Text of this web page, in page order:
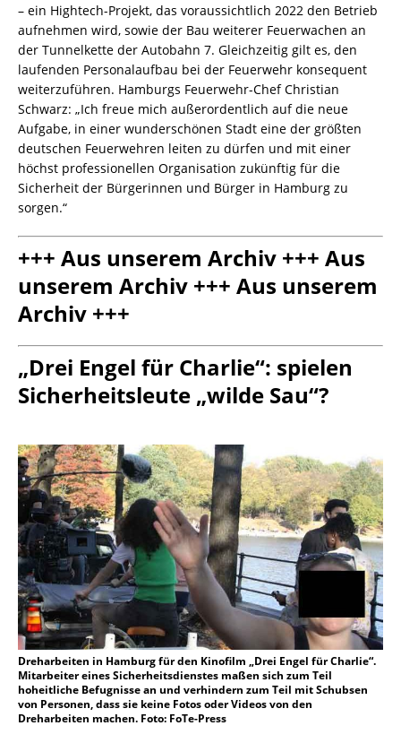
– ein Hightech-Projekt, das voraussichtlich 2022 den Betrieb
aufnehmen wird, sowie der Bau weiterer Feuerwachen an
der Tunnelkette der Autobahn 7. Gleichzeitig gilt es, den
laufenden Personalaufbau bei der Feuerwehr konsequent
weiterzuführen. Hamburgs Feuerwehr-Chef Christian
Schwarz: „Ich freue mich außerordentlich auf die neue
Aufgabe, in einer wunderschönen Stadt eine der größten
deutschen Feuerwehren leiten zu dürfen und mit einer
höchst professionellen Organisation zukünftig für die
Sicherheit der Bürgerinnen und Bürger in Hamburg zu
sorgen.“
+++ Aus unserem Archiv +++ Aus
unserem Archiv +++ Aus unserem
Archiv +++
„Drei Engel für Charlie“: spielen
Sicherheitsleute „wilde Sau“?
Dreharbeiten in Hamburg für den Kinofilm „Drei Engel für Charlie“.
Mitarbeiter eines Sicherheitsdienstes maßen sich zum Teil
hoheitliche Befugnisse an und verhindern zum Teil mit Schubsen
von Personen, dass sie keine Fotos oder Videos von den
Dreharbeiten machen. Foto: FoTe-Press